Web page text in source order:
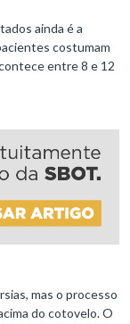
ainda é a
costumam
entre 8 e 12
mas o processo
do cotovelo. O